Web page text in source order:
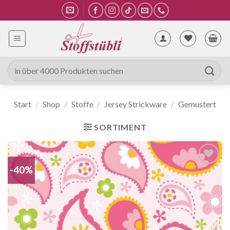
Inhalt
springen
Suche
nach:
Start / Shop / Stoffe / Jersey Strickware / Gemustert
SORTIMENT
-40%
Auf die
Wunschliste